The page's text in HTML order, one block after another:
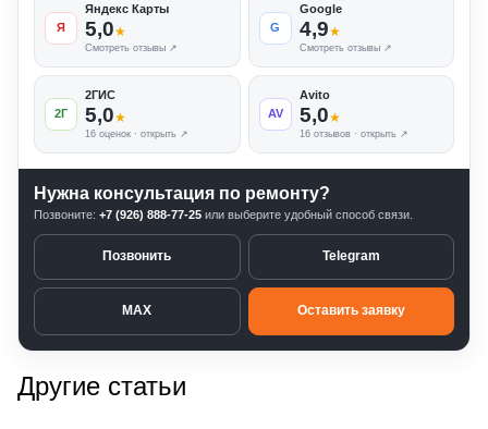
Я
Яндекс Карты
5,0★
Смотреть отзывы ↗
G
Google
4,9★
Смотреть отзывы ↗
2Г
2ГИС
5,0★
16 оценок · открыть ↗
AV
Avito
5,0★
16 отзывов · открыть ↗
Нужна консультация по ремонту?
Позвоните: +7 (926) 888-77-25 или выберите удобный способ связи.
Позвонить Telegram
MAX Оставить заявку
Другие статьи